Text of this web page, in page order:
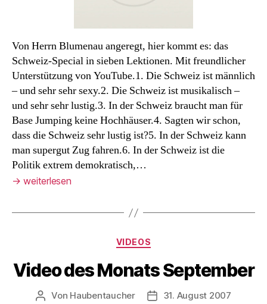
Von Herrn Blumenau angeregt, hier kommt es: das
Schweiz-Special in sieben Lektionen. Mit freundlicher
Unterstützung von YouTube.1. Die Schweiz ist männlich
– und sehr sehr sexy.2. Die Schweiz ist musikalisch –
und sehr sehr lustig.3. In der Schweiz braucht man für
Base Jumping keine Hochhäuser.4. Sagten wir schon,
dass die Schweiz sehr lustig ist?5. In der Schweiz kann
man supergut Zug fahren.6. In der Schweiz ist die
Politik extrem demokratisch,…
→ weiterlesen
Kategorien
VIDEOS
Video des Monats September
Beitragsautor
Von Haubentaucher Veröffentlichungsdatum
31. August 2007